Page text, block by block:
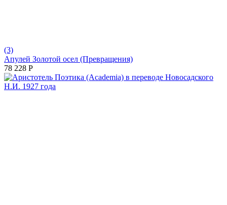
(3)
Апулей Золотой осел (Превращения)
78 228 Р